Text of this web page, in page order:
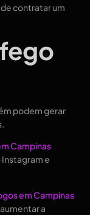
contratar um
podem gerar
Campinas
e
em Campinas
a